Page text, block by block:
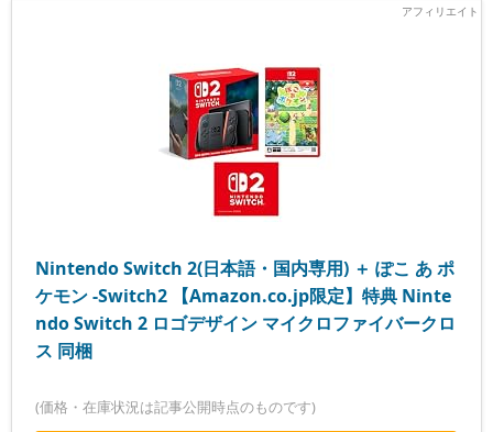
Nintendo Switch 2(日本語・国内専用) ＋ ぽこ あ ポ
ケモン -Switch2 【Amazon.co.jp限定】特典 Ninte
ndo Switch 2 ロゴデザイン マイクロファイバークロ
ス 同梱
(価格・在庫状況は記事公開時点のものです)